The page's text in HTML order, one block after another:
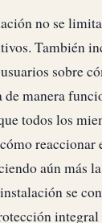
no se
También
sobre
de manera
todos los
reaccionar
aún más
se